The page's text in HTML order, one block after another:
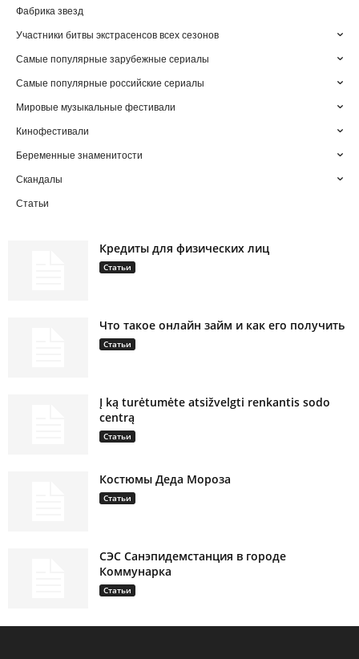
Фабрика звезд
Участники битвы экстрасенсов всех сезонов
Самые популярные зарубежные сериалы
Самые популярные российские сериалы
Мировые музыкальные фестивали
Кинофестивали
Беременные знаменитости
Скандалы
Статьи
Кредиты для физических лиц
Статьи
Что такое онлайн займ и как его получить
Статьи
Į ką turėtumėte atsižvelgti renkantis sodo
centrą
Статьи
Костюмы Деда Мороза
Статьи
СЭС Санэпидемстанция в городе
Коммунарка
Статьи